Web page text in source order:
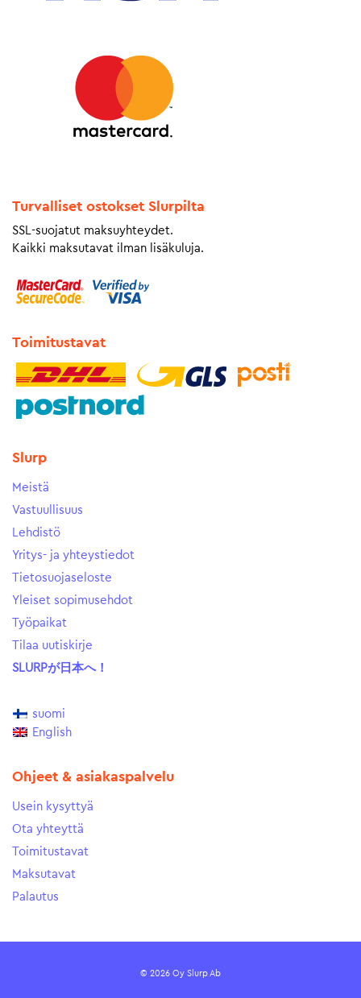
Turvalliset ostokset Slurpilta
SSL-suojatut maksuyhteydet.
Kaikki maksutavat ilman lisäkuluja.
Toimitustavat
Slurp
Meistä
Vastuullisuus
Lehdistö
Yritys- ja yhteystiedot
Tietosuojaseloste
Yleiset sopimusehdot
Työpaikat
Tilaa uutiskirje
SLURPが日本へ！
suomi
English
Ohjeet & asiakaspalvelu
Usein kysyttyä
Ota yhteyttä
Toimitustavat
Maksutavat
Palautus
© 2026 Oy Slurp Ab